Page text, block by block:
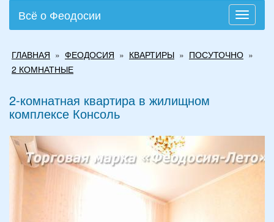
Toggle
Всё о Феодосии
здесь
ГЛАВНАЯ » ФЕОДОСИЯ » КВАРТИРЫ » ПОСУТОЧНО »
2 КОМНАТНЫЕ
2-комнатная квартира в жилищном
комплексе Консоль